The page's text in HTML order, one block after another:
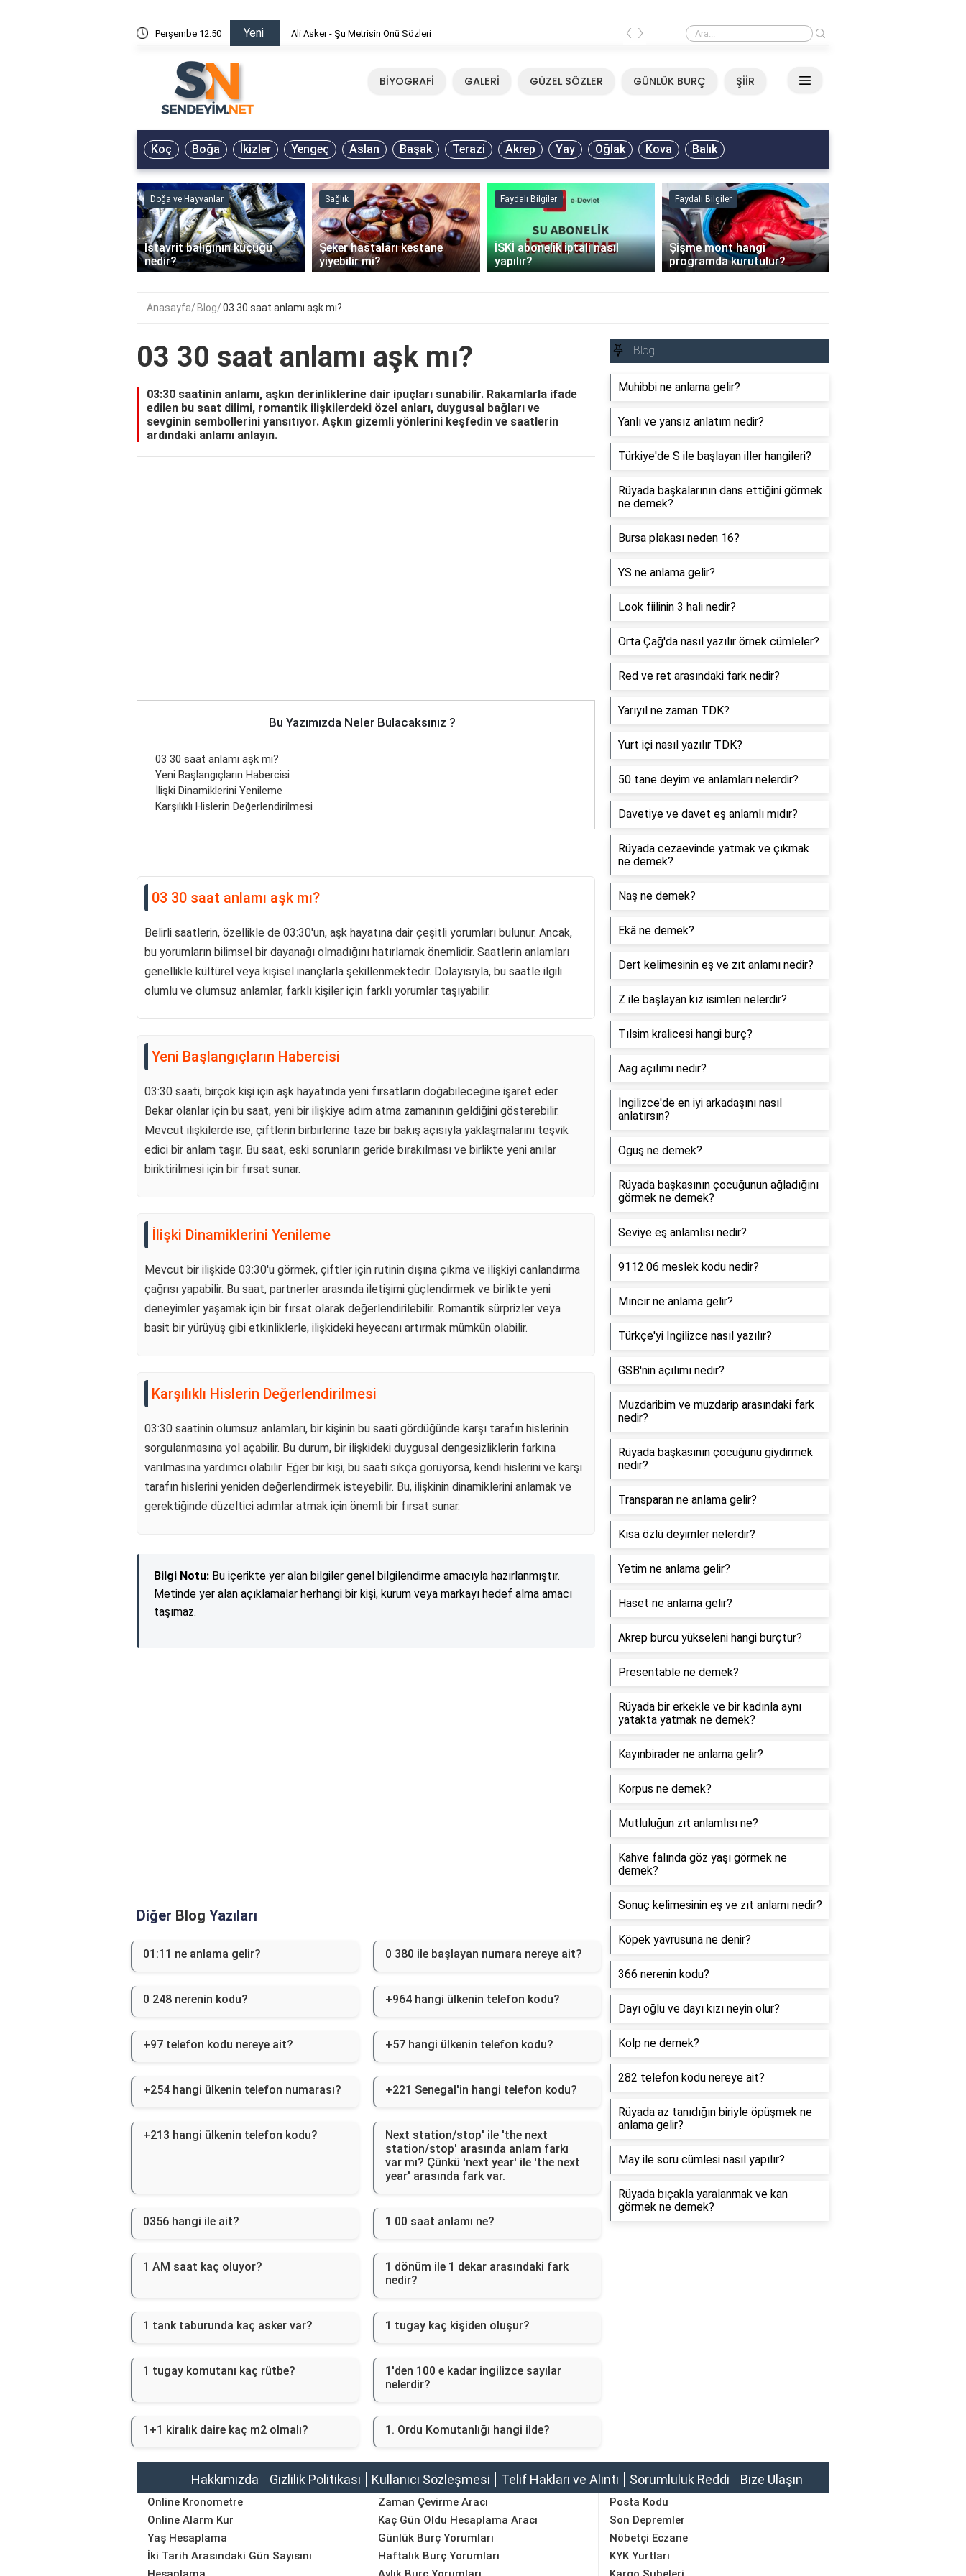
Perşembe 12:50 Yeni Ali Asker - Şu Metrisin Önü Sözleri Mirkelam - Tavla Sözleri
‹ ›
BİYOGRAFİ GALERİ GÜZEL SÖZLER GÜNLÜK BURÇ ŞİİR
Koç Boğa İkizler Yengeç Aslan Başak Terazi Akrep Yay Oğlak Kova Balık
Doğa ve Hayvanlar
İstavrit balığının küçüğü
nedir?
Sağlık
Şeker hastaları kestane
yiyebilir mi?
Faydalı Bilgiler
İSKİ abonelik iptali nasıl
yapılır?
Faydalı Bilgiler
Şişme mont hangi
programda kurutulur?
‹ ›
Anasayfa Blog 03 30 saat anlamı aşk mı?
03 30 saat anlamı aşk mı?
03:30 saatinin anlamı, aşkın derinliklerine dair ipuçları sunabilir. Rakamlarla ifade
edilen bu saat dilimi, romantik ilişkilerdeki özel anları, duygusal bağları ve
sevginin sembollerini yansıtıyor. Aşkın gizemli yönlerini keşfedin ve saatlerin
ardındaki anlamı anlayın.
Bu Yazımızda Neler Bulacaksınız ?
03 30 saat anlamı aşk mı?
Yeni Başlangıçların Habercisi
İlişki Dinamiklerini Yenileme
Karşılıklı Hislerin Değerlendirilmesi
03 30 saat anlamı aşk mı?
Belirli saatlerin, özellikle de 03:30'un, aşk hayatına dair çeşitli yorumları bulunur. Ancak,
bu yorumların bilimsel bir dayanağı olmadığını hatırlamak önemlidir. Saatlerin anlamları
genellikle kültürel veya kişisel inançlarla şekillenmektedir. Dolayısıyla, bu saatle ilgili
olumlu ve olumsuz anlamlar, farklı kişiler için farklı yorumlar taşıyabilir.
Yeni Başlangıçların Habercisi
03:30 saati, birçok kişi için aşk hayatında yeni fırsatların doğabileceğine işaret eder.
Bekar olanlar için bu saat, yeni bir ilişkiye adım atma zamanının geldiğini gösterebilir.
Mevcut ilişkilerde ise, çiftlerin birbirlerine taze bir bakış açısıyla yaklaşmalarını teşvik
edici bir anlam taşır. Bu saat, eski sorunların geride bırakılması ve birlikte yeni anılar
biriktirilmesi için bir fırsat sunar.
İlişki Dinamiklerini Yenileme
Mevcut bir ilişkide 03:30'u görmek, çiftler için rutinin dışına çıkma ve ilişkiyi canlandırma
çağrısı yapabilir. Bu saat, partnerler arasında iletişimi güçlendirmek ve birlikte yeni
deneyimler yaşamak için bir fırsat olarak değerlendirilebilir. Romantik sürprizler veya
basit bir yürüyüş gibi etkinliklerle, ilişkideki heyecanı artırmak mümkün olabilir.
Karşılıklı Hislerin Değerlendirilmesi
03:30 saatinin olumsuz anlamları, bir kişinin bu saati gördüğünde karşı tarafın hislerinin
sorgulanmasına yol açabilir. Bu durum, bir ilişkideki duygusal dengesizliklerin farkına
varılmasına yardımcı olabilir. Eğer bir kişi, bu saati sıkça görüyorsa, kendi hislerini ve karşı
tarafın hislerini yeniden değerlendirmek isteyebilir. Bu, ilişkinin dinamiklerini anlamak ve
gerektiğinde düzeltici adımlar atmak için önemli bir fırsat sunar.
Bilgi Notu: Bu içerikte yer alan bilgiler genel bilgilendirme amacıyla hazırlanmıştır.
Metinde yer alan açıklamalar herhangi bir kişi, kurum veya markayı hedef alma amacı
taşımaz.
Diğer Blog Yazıları
01:11 ne anlama gelir? 0 380 ile başlayan numara nereye ait?
0 248 nerenin kodu? +964 hangi ülkenin telefon kodu?
+97 telefon kodu nereye ait? +57 hangi ülkenin telefon kodu?
+254 hangi ülkenin telefon numarası? +221 Senegal'in hangi telefon kodu?
+213 hangi ülkenin telefon kodu?
Next station/stop' ile 'the next
station/stop' arasında anlam farkı
var mı? Çünkü 'next year' ile 'the next
year' arasında fark var.
0356 hangi ile ait? 1 00 saat anlamı ne?
1 AM saat kaç oluyor?
1 dönüm ile 1 dekar arasındaki fark
nedir?
1 tank taburunda kaç asker var? 1 tugay kaç kişiden oluşur?
1 tugay komutanı kaç rütbe?
1'den 100 e kadar ingilizce sayılar
nelerdir?
1+1 kiralık daire kaç m2 olmalı? 1. Ordu Komutanlığı hangi ilde?
Blog
Muhibbi ne anlama gelir?
Yanlı ve yansız anlatım nedir?
Türkiye'de S ile başlayan iller hangileri?
Rüyada başkalarının dans ettiğini görmek
ne demek?
Bursa plakası neden 16?
YS ne anlama gelir?
Look fiilinin 3 hali nedir?
Orta Çağ'da nasıl yazılır örnek cümleler?
Red ve ret arasındaki fark nedir?
Yarıyıl ne zaman TDK?
Yurt içi nasıl yazılır TDK?
50 tane deyim ve anlamları nelerdir?
Davetiye ve davet eş anlamlı mıdır?
Rüyada cezaevinde yatmak ve çıkmak
ne demek?
Naş ne demek?
Ekâ ne demek?
Dert kelimesinin eş ve zıt anlamı nedir?
Z ile başlayan kız isimleri nelerdir?
Tılsim kralicesi hangi burç?
Aag açılımı nedir?
İngilizce'de en iyi arkadaşını nasıl
anlatırsın?
Oguş ne demek?
Rüyada başkasının çocuğunun ağladığını
görmek ne demek?
Seviye eş anlamlısı nedir?
9112.06 meslek kodu nedir?
Mıncır ne anlama gelir?
Türkçe'yi İngilizce nasıl yazılır?
GSB'nin açılımı nedir?
Muzdaribim ve muzdarip arasındaki fark
nedir?
Rüyada başkasının çocuğunu giydirmek
nedir?
Transparan ne anlama gelir?
Kısa özlü deyimler nelerdir?
Yetim ne anlama gelir?
Haset ne anlama gelir?
Akrep burcu yükseleni hangi burçtur?
Presentable ne demek?
Rüyada bir erkekle ve bir kadınla aynı
yatakta yatmak ne demek?
Kayınbirader ne anlama gelir?
Korpus ne demek?
Mutluluğun zıt anlamlısı ne?
Kahve falında göz yaşı görmek ne
demek?
Sonuç kelimesinin eş ve zıt anlamı nedir?
Köpek yavrusuna ne denir?
366 nerenin kodu?
Dayı oğlu ve dayı kızı neyin olur?
Kolp ne demek?
282 telefon kodu nereye ait?
Rüyada az tanıdığın biriyle öpüşmek ne
anlama gelir?
May ile soru cümlesi nasıl yapılır?
Rüyada bıçakla yaralanmak ve kan
görmek ne demek?
Hakkımızda Gizlilik Politikası Kullanıcı Sözleşmesi Telif Hakları ve Alıntı Sorumluluk Reddi Bize Ulaşın
Online Kronometre
Online Alarm Kur
Yaş Hesaplama
İki Tarih Arasındaki Gün Sayısını
Zaman Çevirme Aracı
Kaç Gün Oldu Hesaplama Aracı
Günlük Burç Yorumları
Haftalık Burç Yorumları
Posta Kodu
Son Depremler
Nöbetçi Eczane
KYK Yurtları